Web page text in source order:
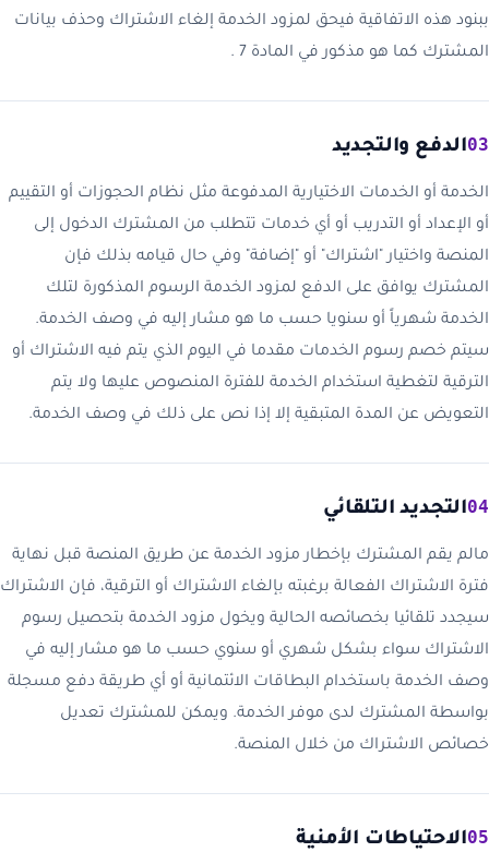
ببنود هذه الاتفاقية فيحق لمزود الخدمة إلغاء الاشتراك وحذف بيانات
المشترك كما هو مذكور في المادة ‏7 .
03الدفع والتجديد
الخدمة أو الخدمات الاختيارية المدفوعة مثل نظام الحجوزات أو التقييم
أو الإعداد أو التدريب أو أي خدمات تتطلب من المشترك الدخول إلى
المنصة واختيار "اشتراك" أو "إضافة" وفي حال قيامه بذلك فإن
المشترك يوافق على الدفع لمزود الخدمة الرسوم المذكورة لتلك
الخدمة شهرياً أو سنويا حسب ما هو مشار إليه في وصف الخدمة.
سيتم خصم رسوم الخدمات مقدما في اليوم الذي يتم فيه الاشتراك أو
الترقية لتغطية استخدام الخدمة للفترة المنصوص عليها ولا يتم
التعويض عن المدة المتبقية إلا إذا نص على ذلك في وصف الخدمة.
04التجديد التلقائي
مالم يقم المشترك بإخطار مزود الخدمة عن طريق المنصة قبل نهاية
فترة الاشتراك الفعالة برغبته بإلغاء الاشتراك أو الترقية، فإن الاشتراك
سيجدد تلقائيا بخصائصه الحالية ويخول مزود الخدمة بتحصيل رسوم
الاشتراك سواء بشكل شهري أو سنوي حسب ما هو مشار إليه في
وصف الخدمة باستخدام البطاقات الائتمانية أو أي طريقة دفع مسجلة
بواسطة المشترك لدى موفر الخدمة. ويمكن للمشترك تعديل
خصائص الاشتراك من خلال المنصة.
05الاحتياطات الأمنية